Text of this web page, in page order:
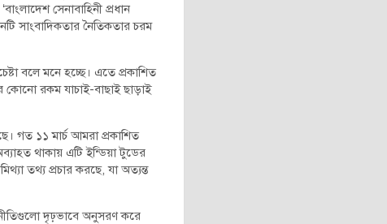
সেনাবাহিনী প্রধান
সাংবাদিকতার নৈতিকতার চরম
বলে মনে হচ্ছে। এতে প্রকাশিত
কোনো রকম যাচাই-বাছাই ছাড়াই
গত ১১ মার্চ আমরা প্রকাশিত
থাকায় এটি ইন্ডিয়া টুডের
তথ্য প্রচার করছে, যা অত্যন্ত
নীতিগুলো দৃঢ়ভাবে অনুসরণ করে